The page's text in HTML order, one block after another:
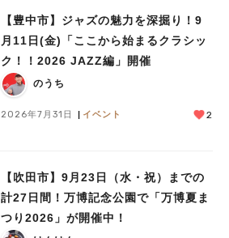
【豊中市】ジャズの魅力を深掘り！9
月11日(金)「ここから始まるクラシッ
ク！！2026 JAZZ編」開催
のうち
2026年7月31日 イベント 2
【吹田市】9月23日（水・祝）までの
計27日間！万博記念公園で「万博夏ま
つり2026」が開催中！